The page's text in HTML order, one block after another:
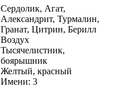
Сердолик, Агат,
Александрит, Турмалин,
Гранат, Цитрин, Берилл
Воздух
Тысячелистник,
боярышник
Желтый, красный
Имени: 3